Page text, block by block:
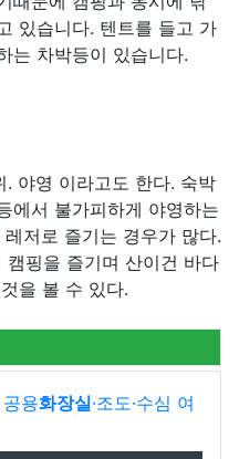
있습니다. 텐트를 들고 가
는 차박등이 있습니다.
야영 이라고도 한다. 숙박
에서 불가피하게 야영하는
저로 즐기는 경우가 많다.
핑을 즐기며 산이건 바다
을 볼 수 있다.
공용화장실·조도·수심 여